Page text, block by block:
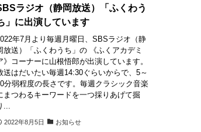
ラジオ（静岡放送）「ふくわう
」に出演しています
年7月より毎週月曜日、SBSラジオ（静
放送）「ふくわうち」の 《ふくアカデミ
》コーナーに山根悟郎が出演しています。
送はだいたい毎週14:30ぐらいからで、5～
分弱程度の長さです。毎週クラシック音楽
まつわるキーワードを一つ採りあげて掘
...
2022年8月5日 お知らせ